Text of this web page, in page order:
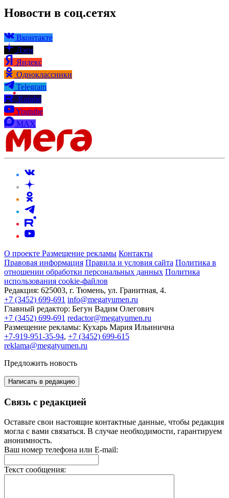
Новости в соц.сетях
Вконтакте
Дзен
Яндекс
Одноклассники
Telegram
Rutube
Youtube
MAX
О проекте Размещение рекламы Контакты
Правовая информация Правила и условия сайта Политика в
отношении обработки персональных данных Политика
использования cookie-файлов
Редакция: 625003, г. Тюмень, ул. Гранитная, 4.
+7 (3452) 699-691 info@megatyumen.ru
Главный редактор: Бегун Вадим Олегович
+7 (3452) 699-691 redactor@megatyumen.ru
Размещение рекламы: Кухарь Мария Ильинична
+7-919-951-35-94, +7 (3452) 699-615
reklama@megatyumen.ru
Предложить новость
Написать в редакцию
Связь с редакцией
Оставьте свои настоящие контактные данные, чтобы редакция
могла с вами связаться. В случае необходимости, гарантируем
анонимность.
Ваш номер телефона или E-mail:
Текст сообщения: